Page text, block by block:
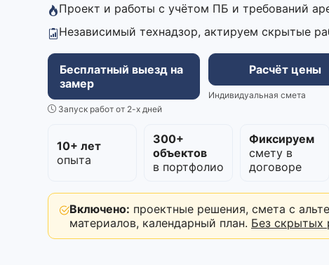
Проект и работы с учётом ПБ и требований
Независимый технадзор, актируем скрытые
Бесплатный выезд на
замер
Запуск работ от 2-х дней
Расчёт цены
Индивидуальная смета
10+ лет
опыта
300+
объектов
в портфолио
Фиксируем
смету в
договоре
Включено: проектные решения, смета с
материалов, календарный план. Без скрытых